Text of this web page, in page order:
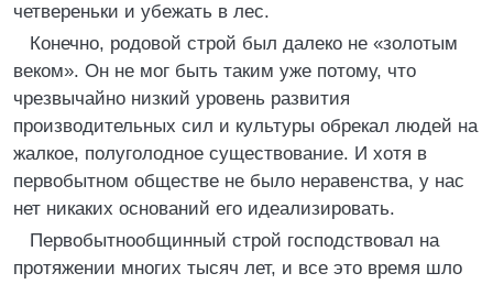
четвереньки и убежать в лес.
Конечно, родовой строй был далеко не «золотым
веком». Он не мог быть таким уже потому, что
чрезвычайно низкий уровень развития
производительных сил и культуры обрекал людей на
жалкое, полуголодное существование. И хотя в
первобытном обществе не было неравенства, у нас
нет никаких оснований его идеализировать.
Первобытнообщинный строй господствовал на
протяжении многих тысяч лет, и все это время шло